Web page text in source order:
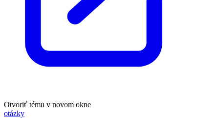
Otvoriť tému v novom okne
otázky